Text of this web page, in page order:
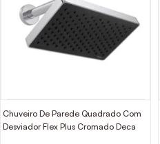
Chuveiro De Parede Quadrado Com
Desviador Flex Plus Cromado Deca